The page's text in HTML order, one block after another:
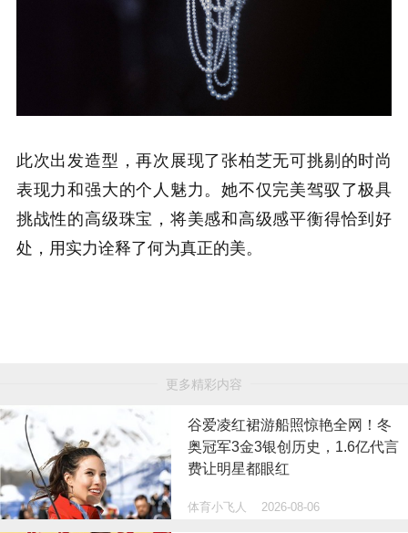
此次出发造型，再次展现了张柏芝无可挑剔的时尚
表现力和强大的个人魅力。她不仅完美驾驭了极具
挑战性的高级珠宝，将美感和高级感平衡得恰到好
处，用实力诠释了何为真正的美。
更多精彩内容
谷爱凌红裙游船照惊艳全网！冬
奥冠军3金3银创历史，1.6亿代言
费让明星都眼红
体育小飞人 2026-08-06